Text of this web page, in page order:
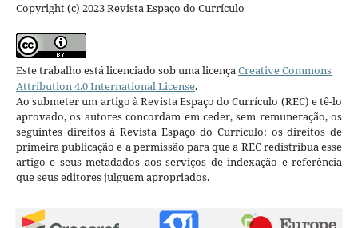
Copyright (c) 2023 Revista Espaço do Currículo
Este trabalho está licenciado sob uma licençaCreative Commons
Attribution 4.0 International License.
Ao submeter um artigo à Revista Espaço do Currículo (REC) e tê-lo
aprovado, os autores concordam em ceder, sem remuneração, os
seguintes direitos à Revista Espaço do Currículo: os direitos de
primeira publicação e a permissão para que a REC redistribua esse
artigo e seus metadados aos serviços de indexação e referência
que seus editores julguem apropriados.